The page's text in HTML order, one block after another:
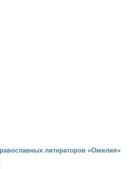
литераторов «Омилия»